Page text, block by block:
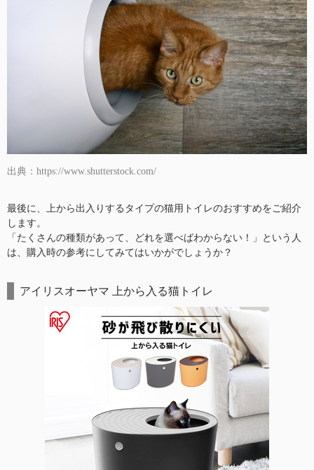
出典：https://www.shutterstock.com/
最後に、上から出入りするタイプの猫用トイレのおすすめをご紹介
します。
「たくさんの種類があって、どれを選べばわからない！」という人
は、購入時の参考にしてみてはいかがでしょうか？
アイリスオーヤマ 上から入る猫トイレ